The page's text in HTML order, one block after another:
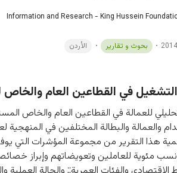
Information and Research - King Hussein
بحوث و تقارير الأردن
في القطاعين العام والخاص
للعمالة في القطاعين العام والخاص
هذا التقرير من مجموعة المؤشرات التي
مئوية للعاملين وتعويضاتهم وإبراز